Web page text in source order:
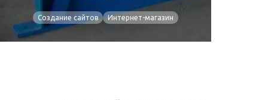
Создание сайтов Интернет-магазин